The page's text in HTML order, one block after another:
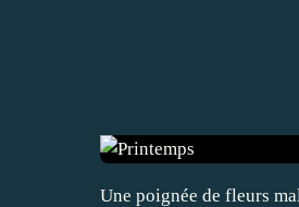
Une poignée de fleurs